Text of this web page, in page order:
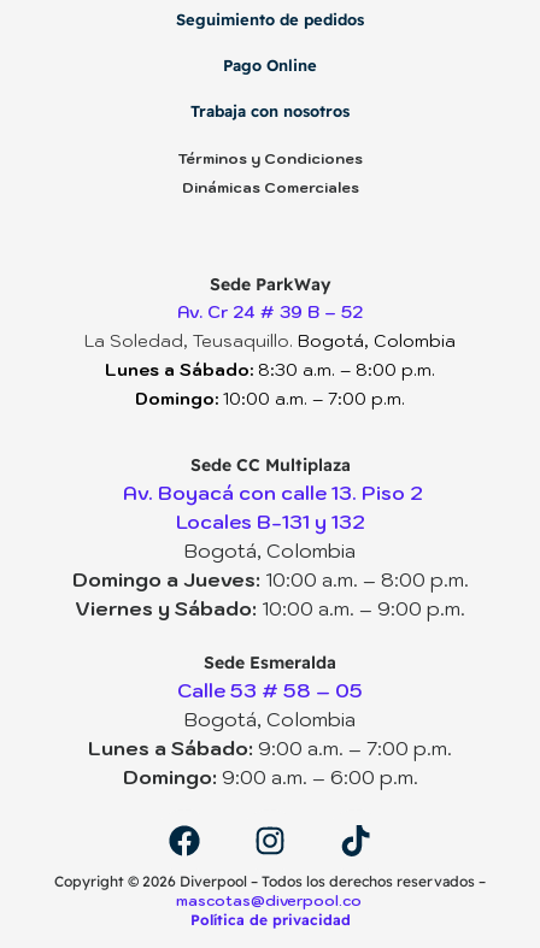
Seguimiento de pedidos
Pago Online
Trabaja con nosotros
Términos y Condiciones
Dinámicas Comerciales
Sede ParkWay
Av. Cr 24 # 39 B – 52
La Soledad, Teusaquillo. Bogotá, Colombia
Lunes a Sábado: 8:30 a.m. – 8:00 p.m.
Domingo: 10:00 a.m. – 7:00 p.m.
Sede CC Multiplaza
Av. Boyacá con calle 13. Piso 2
Locales B-131 y 132
Bogotá, Colombia
Domingo a Jueves: 10:00 a.m. – 8:00 p.m.
Viernes y Sábado: 10:00 a.m. – 9:00 p.m.
Sede Esmeralda
Calle 53 # 58 – 05
Bogotá, Colombia
Lunes a Sábado: 9:00 a.m. – 7:00 p.m.
Domingo: 9:00 a.m. – 6:00 p.m.
Copyright ©️ 2026 Diverpool – Todos los derechos reservados –
mascotas@diverpool.co
Política de privacidad